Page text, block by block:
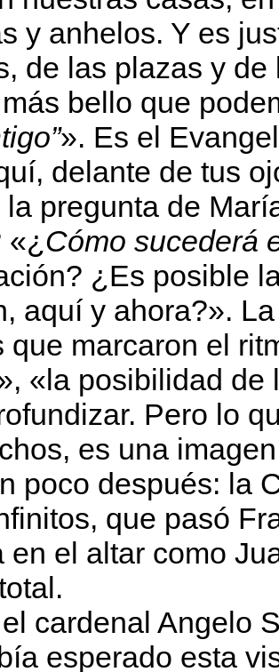
y anhelos. Y es
de las plazas y
bello que
». Es el
delante de tus
la pregunta de
Cómo sucederá
¿Es posible
aquí y ahora?».
que marcaron el
«la posibilidad
Pero lo
es una
poco después: la
que pasó
en el altar como
cardenal Angelo
esperado esta